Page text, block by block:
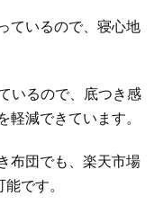
ているので、寝心地
いるので、底つき感
減できています。
布団でも、楽天市場
です。